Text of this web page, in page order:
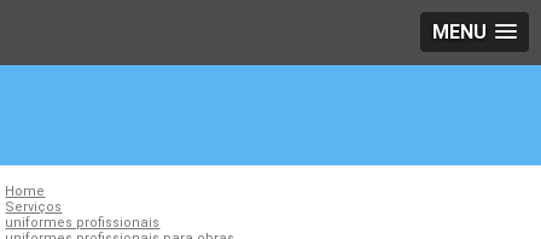
MENU
Home
Serviços
uniformes profissionais